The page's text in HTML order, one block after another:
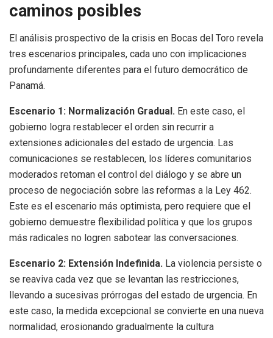
caminos posibles
El análisis prospectivo de la crisis en Bocas del Toro revela
tres escenarios principales, cada uno con implicaciones
profundamente diferentes para el futuro democrático de
Panamá.
Escenario 1: Normalización Gradual. En este caso, el
gobierno logra restablecer el orden sin recurrir a
extensiones adicionales del estado de urgencia. Las
comunicaciones se restablecen, los líderes comunitarios
moderados retoman el control del diálogo y se abre un
proceso de negociación sobre las reformas a la Ley 462.
Este es el escenario más optimista, pero requiere que el
gobierno demuestre flexibilidad política y que los grupos
más radicales no logren sabotear las conversaciones.
Escenario 2: Extensión Indefinida. La violencia persiste o
se reaviva cada vez que se levantan las restricciones,
llevando a sucesivas prórrogas del estado de urgencia. En
este caso, la medida excepcional se convierte en una nueva
normalidad, erosionando gradualmente la cultura